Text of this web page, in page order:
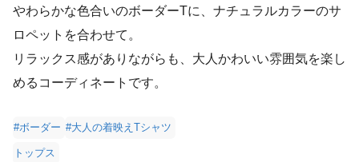
やわらかな色合いのボーダーTに、ナチュラルカラーのサ
ロペットを合わせて。
リラックス感がありながらも、大人かわいい雰囲気を楽し
めるコーディネートです。
#ボーダー #大人の着映えTシャツ
トップス